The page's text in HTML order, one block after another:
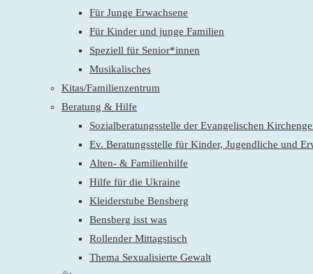
Für Junge Erwachsene
Für Kinder und junge Familien
Speziell für Senior*innen
Musikalisches
Kitas/Familienzentrum
Beratung & Hilfe
Sozialberatungsstelle der Evangelischen
Ev. Beratungsstelle für Kinder, Jugendliche und
Alten- & Familienhilfe
Hilfe für die Ukraine
Kleiderstube Bensberg
Bensberg isst was
Rollender Mittagstisch
Thema Sexualisierte Gewalt